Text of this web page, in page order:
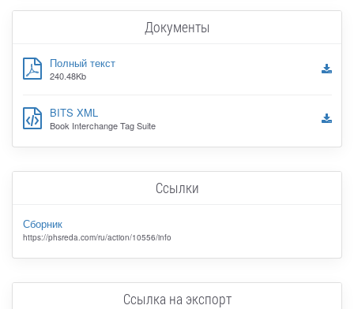
Документы
Полный текст
240.48Kb
BITS XML
Book Interchange Tag Suite
Ссылки
Сборник
https://phsreda.com/ru/action/10556/info
Ссылка на экспорт